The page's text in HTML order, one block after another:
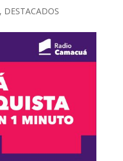
, DESTACADOS